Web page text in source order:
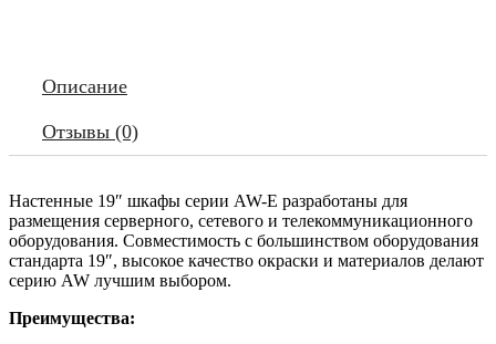
Описание
Отзывы (0)
Настенные 19″ шкафы серии AW-E разработаны для
размещения серверного, сетевого и телекоммуникационного
оборудования. Совместимость с большинством оборудования
стандарта 19″, высокое качество окраски и материалов делают
серию AW лучшим выбором.
Преимущества: